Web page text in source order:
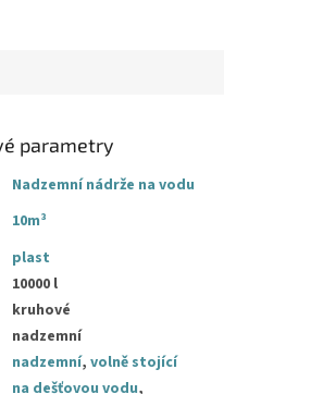
parametry
Nadzemní nádrže na vodu
10m³
plast
10000 l
kruhové
nadzemní
nadzemní,volně stojící
na dešťovou vodu,